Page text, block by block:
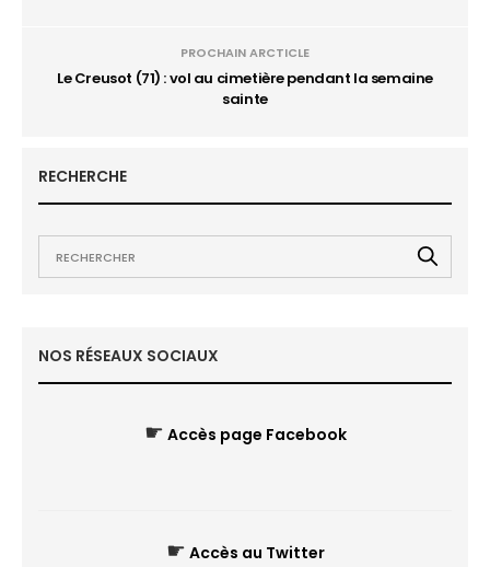
PROCHAIN ARCTICLE
Le Creusot (71) : vol au cimetière pendant la semaine
sainte
RECHERCHE
NOS RÉSEAUX SOCIAUX
☛ Accès page Facebook
☛ Accès au Twitter